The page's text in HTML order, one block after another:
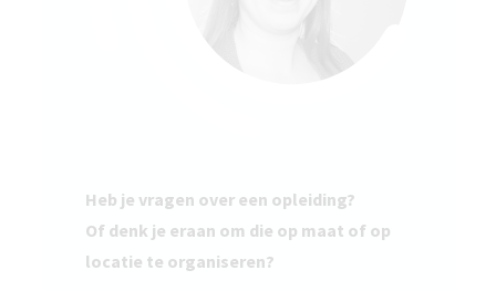
Heb je vragen over een opleiding?
Of denk je eraan om die op maat of op
locatie te organiseren?